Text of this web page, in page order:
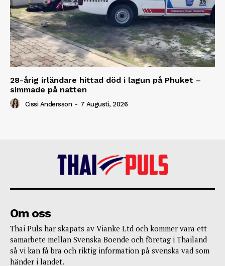
28-årig irländare hittad död i lagun på Phuket –
simmade på natten
Cissi Andersson - 7 Augusti, 2026
Om oss
Thai Puls har skapats av Vianke Ltd och kommer vara ett
samarbete mellan Svenska Boende och företag i Thailand
så vi kan få bra och riktig information på svenska vad som
händer i landet.